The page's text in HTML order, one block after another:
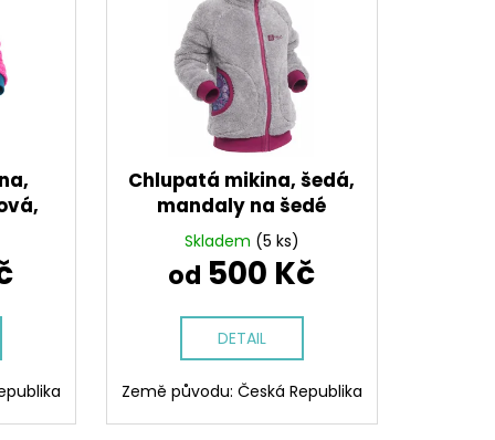
Chlupatá mikina, šedá,
mandaly na šedé
Skladem (5 ks)
od 500 Kč
DETAIL
Země původu: Česká Republika